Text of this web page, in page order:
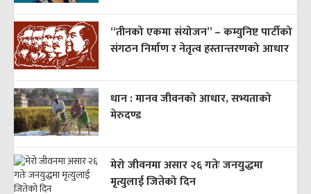
“तीनको एकमा संयोजन” – कम्युनिष्ट पार्टीको
संगठन निर्माण र नेतृत्व हस्तान्तरणको आधार
धान : मानव जीवनको आधार, सभ्यताको
मेरुदण्ड
मेरो जीवनमा असार २६ गतेः जनयुद्धमा
मृत्युलाई जितेको दिन